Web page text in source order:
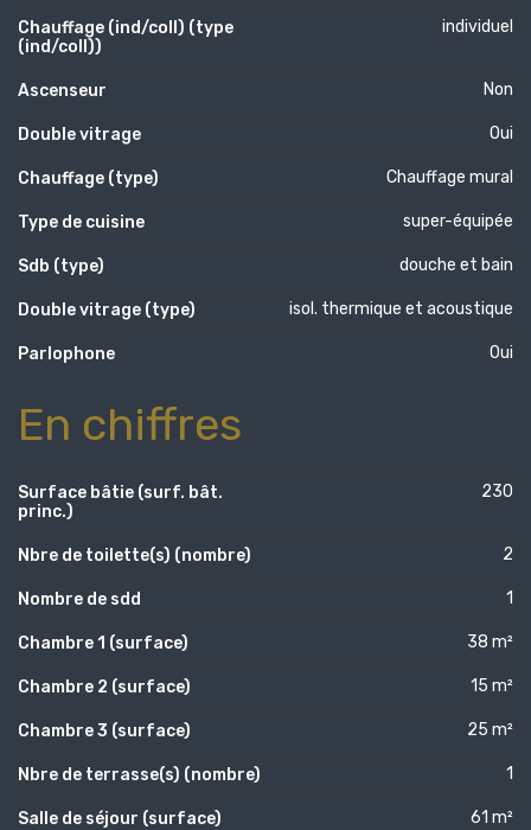
Chauffage (ind/coll) (type
(ind/coll))
individuel
Ascenseur Non
Double vitrage Oui
Chauffage (type) Chauffage mural
Type de cuisine super-équipée
Sdb (type) douche et bain
Double vitrage (type) isol. thermique et acoustique
Parlophone Oui
En chiffres
Surface bâtie (surf. bât.
princ.)
230
Nbre de toilette(s) (nombre) 2
Nombre de sdd 1
Chambre 1 (surface) 38 m²
Chambre 2 (surface) 15 m²
Chambre 3 (surface) 25 m²
Nbre de terrasse(s) (nombre) 1
Salle de séjour (surface) 61 m²